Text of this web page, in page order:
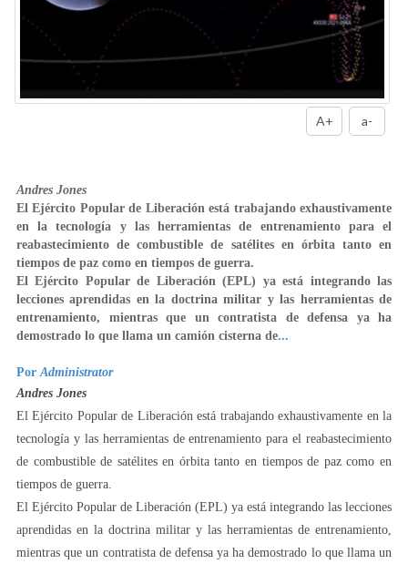
A+ a-
Andres Jones
El Ejército Popular de Liberación está trabajando exhaustivamente
en la tecnología y las herramientas de entrenamiento para el
reabastecimiento de combustible de satélites en órbita tanto en
tiempos de paz como en tiempos de guerra.
El Ejército Popular de Liberación (EPL) ya está integrando las
lecciones aprendidas en la doctrina militar y las herramientas de
entrenamiento, mientras que un contratista de defensa ya ha
demostrado lo que llama un camión cisterna de...
Por Administrator
Andres Jones
El Ejército Popular de Liberación está trabajando exhaustivamente en la
tecnología y las herramientas de entrenamiento para el reabastecimiento
de combustible de satélites en órbita tanto en tiempos de paz como en
tiempos de guerra.
El Ejército Popular de Liberación (EPL) ya está integrando las lecciones
aprendidas en la doctrina militar y las herramientas de entrenamiento,
mientras que un contratista de defensa ya ha demostrado lo que llama un